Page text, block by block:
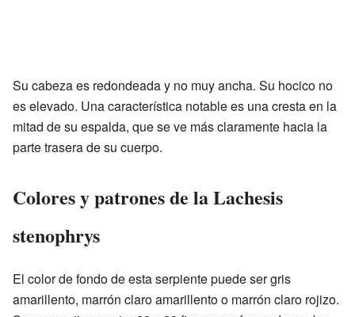
Su cabeza es redondeada y no muy ancha. Su hocico no
es elevado. Una característica notable es una cresta en la
mitad de su espalda, que se ve más claramente hacia la
parte trasera de su cuerpo.
Colores y patrones de la Lachesis
stenophrys
El color de fondo de esta serpiente puede ser gris
amarillento, marrón claro amarillento o marrón claro rojizo.